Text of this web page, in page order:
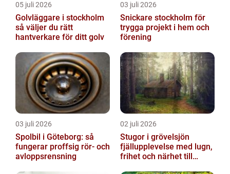
05 juli 2026
Golvläggare i stockholm
så väljer du rätt
hantverkare för ditt golv
03 juli 2026
Snickare stockholm för
trygga projekt i hem och
förening
03 juli 2026
Spolbil i Göteborg: så
fungerar proffsig rör- och
avloppsrensning
02 juli 2026
Stugor i grövelsjön
fjällupplevelse med lugn,
frihet och närhet till